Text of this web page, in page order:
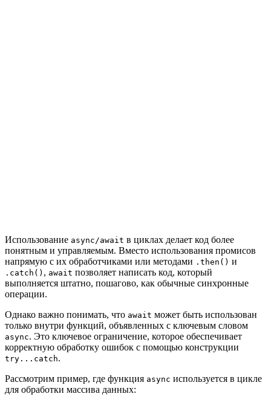
Использование async/await в циклах делает код более
понятным и управляемым. Вместо использования промисов
напрямую с их обработчиками или методами .then() и
.catch() , await позволяет написать код, который
выполняется штатно, пошагово, как обычные синхронные
операции.
Однако важно понимать, что await может быть использован
только внутри функций, объявленных с ключевым словом
async. Это ключевое ограничение, которое обеспечивает
корректную обработку ошибок с помощью конструкции
try...catch.
Рассмотрим пример, где функция async используется в цикле
для обработки массива данных: